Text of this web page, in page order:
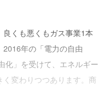
良くも悪くもガス事業1本
年の「電力の自由
化」を受けて、エネルギー
変わりつつあります。商